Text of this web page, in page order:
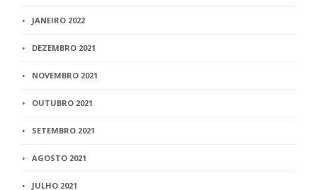
JANEIRO 2022
DEZEMBRO 2021
NOVEMBRO 2021
OUTUBRO 2021
SETEMBRO 2021
AGOSTO 2021
JULHO 2021